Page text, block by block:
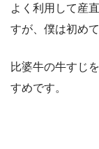
よく利用して産
すが、僕は初めて
比婆牛の牛すじ
すめです。